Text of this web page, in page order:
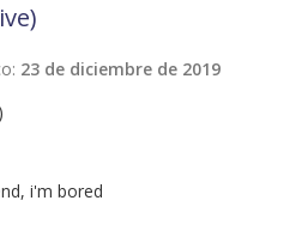
23 de diciembre de 2019
i'm bored